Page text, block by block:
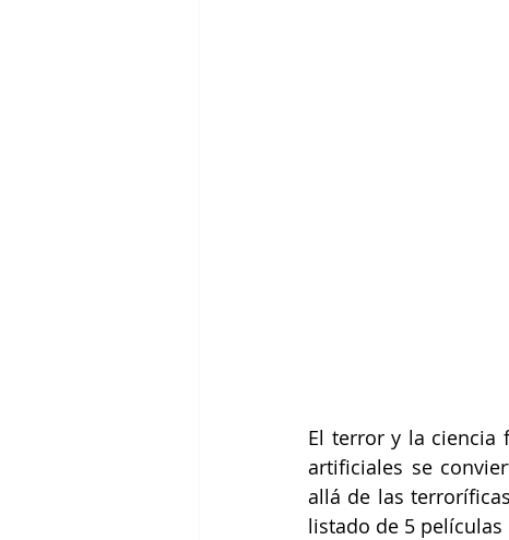
El terror y la ciencia
artificiales se
allá de las
listado de 5 películas